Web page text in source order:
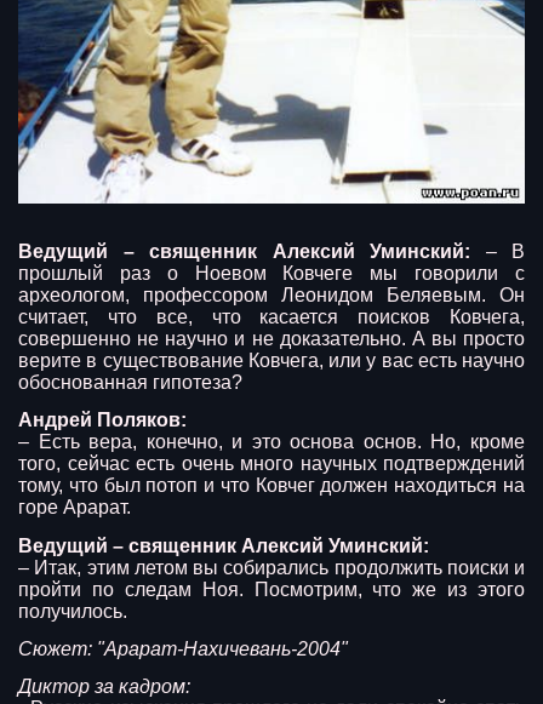
Ведущий – священник Алексий Уминский: – В
прошлый раз о Ноевом Ковчеге мы говорили с
археологом, профессором Леонидом Беляевым. Он
считает, что все, что касается поисков Ковчега,
совершенно не научно и не доказательно. А вы просто
верите в существование Ковчега, или у вас есть научно
обоснованная гипотеза?
Андрей Поляков:
– Есть вера, конечно, и это основа основ. Но, кроме
того, сейчас есть очень много научных подтверждений
тому, что был потоп и что Ковчег должен находиться на
горе Арарат.
Ведущий – священник Алексий Уминский:
– Итак, этим летом вы собирались продолжить поиски и
пройти по следам Ноя. Посмотрим, что же из этого
получилось.
Сюжет: "Арарат-Нахичевань-2004"
Диктор за кадром: